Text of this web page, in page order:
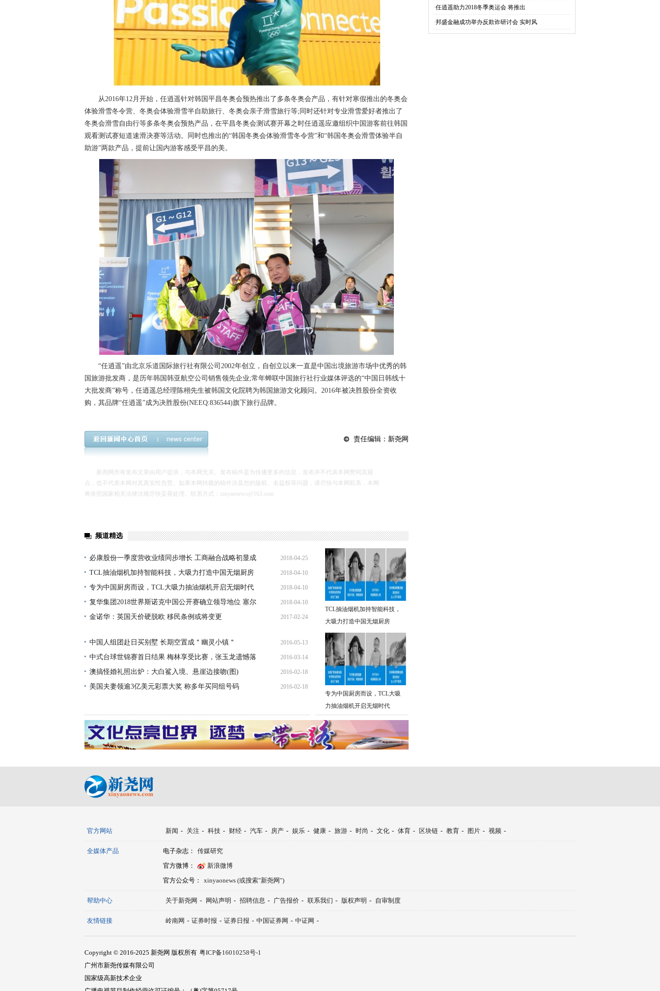
从2016年12月开始，任逍遥针对韩国平昌冬奥会预热推出了多条冬奥会产品，有针对寒假推出的冬奥会
体验滑雪冬令营、冬奥会体验滑雪半自助旅行、冬奥会亲子滑雪旅行等;同时还针对专业滑雪爱好者推出了
冬奥会滑雪自由行等多条冬奥会预热产品，在平昌冬奥会测试赛开幕之时任逍遥应邀组织中国游客前往韩国
观看测试赛短道速滑决赛等活动。同时也推出的“韩国冬奥会体验滑雪冬令营”和“韩国冬奥会滑雪体验半自
助游”两款产品，提前让国内游客感受平昌的美。
“任逍遥”由北京乐道国际旅行社有限公司2002年创立，自创立以来一直是中国出境旅游市场中优秀的韩
国旅游批发商，是历年韩国韩亚航空公司销售领先企业;常年蝉联中国旅行社行业媒体评选的“中国日韩线十
大批发商”称号，任逍遥总经理陈栩先生被韩国文化院聘为韩国旅游文化顾问。2016年被决胜股份全资收
购，其品牌“任逍遥”成为决胜股份(NEEQ:836544)旗下旅行品牌。
责任编辑：新尧网
新尧网所有发布文章由用户提供，与本网无关。发布稿件是为传播更多的信息，发布并不代表本网赞同其观
点，也不代表本网对其真实性负责。如果本网转载的稿件涉及您的版权、名益权等问题，请尽快与本网联系，本网
将依照国家相关法律法规尽快妥善处理。联系方式：xinyaonews@163.com
频道精选
必康股份一季度营收业绩同步增长 工商融合战略初显成
效
2018-04-25
TCL抽油烟机加持智能科技，大吸力打造中国无烟厨房 2018-04-10
专为中国厨房而设，TCL大吸力抽油烟机开启无烟时代 2018-04-10
复华集团2018世界斯诺克中国公开赛确立领导地位 塞尔
比问鼎冠军
2018-04-10
金诺华：英国天价硬脱欧 移民条例或将变更 2017-02-24
中国人组团赴日买别墅 长期空置成＂幽灵小镇＂ 2016-05-13
中式台球世锦赛首日结果 梅林享受比赛，张玉龙遗憾落
败
2016-03-14
澳搞怪婚礼照出炉：大白鲨入境、悬崖边接吻(图) 2016-02-18
美国夫妻领逾3亿美元彩票大奖 称多年买同组号码 2016-02-18
TCL抽油烟机加持智能科技，
大吸力打造中国无烟厨房
专为中国厨房而设，TCL大吸
力抽油烟机开启无烟时代
·任逍遥助力2018冬季奥运会 将推出
·邦盛金融成功举办反欺诈研讨会 实时风
官方网站 新闻 - 关注 - 科技 - 财经 - 汽车 - 房产 - 娱乐 - 健康 - 旅游 - 时尚 - 文化 - 体育 - 区块链 - 教育 - 图片 - 视频 -
全媒体产品 电子杂志：
传媒研究
官方微博：
新浪微博
官方公众号：
xinyaonews (或搜索"新尧网")
帮助中心 关于新尧网 - 网站声明 - 招聘信息 - 广告报价 - 联系我们 - 版权声明 - 自审制度
友情链接 岭南网 - 证券时报 - 证券日报 - 中国证券网 - 中证网 -
Copyright © 2016-2025 新尧网 版权所有 粤ICP备16010258号-1
广州市新尧传媒有限公司
国家级高新技术企业